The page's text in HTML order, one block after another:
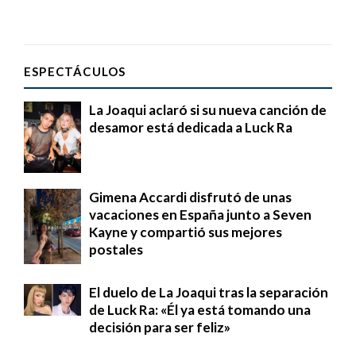
ESPECTÁCULOS
La Joaqui aclaró si su nueva canción de
desamor está dedicada a Luck Ra
Gimena Accardi disfrutó de unas
vacaciones en España junto a Seven
Kayne y compartió sus mejores
postales
El duelo de La Joaqui tras la separación
de Luck Ra: «Él ya está tomando una
decisión para ser feliz»